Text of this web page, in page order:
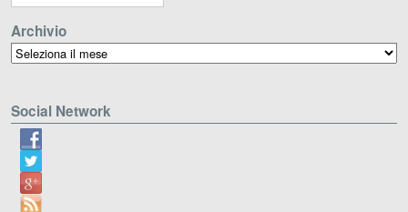
Archivio
Archivio
Social Network